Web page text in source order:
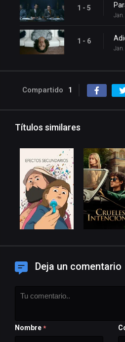
1 - 5
1 - 6
Compartido 1
Títulos similares
Deja un comentario
Nombre *